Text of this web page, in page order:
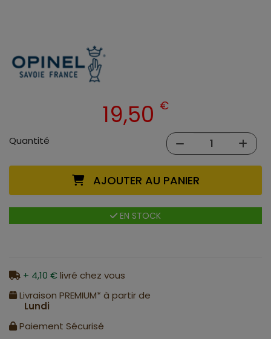
19,50 €
Quantité
AJOUTER AU PANIER
EN STOCK
+ 4,10 €livré chez vous
Livraison PREMIUM* à partir de
Lundi
Paiement Sécurisé